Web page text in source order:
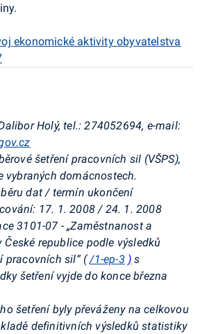
ekonomické aktivity obyvatelstva
Holý, tel.: 274052694, e-mail:
šetření pracovních sil (VŠPS),
vybraných domácnostech.
dat / termín ukončení
17. 1. 2008 / 24. 1. 2008
3101-07 - „Zaměstnanost a
republice podle výsledků
pracovních sil“ ( /1-ep-3 ) s
šetření vyjde do konce března
šetření byly převáženy na celkovou
definitivních výsledků statistiky